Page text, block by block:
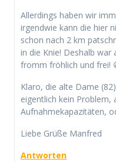
Allerdings haben wir
irgendwie kann die hier
schon nach 2 km
in die Knie! Deshalb
fromm fröhlich und frei!
Klaro, die alte Dame
eigentlich kein
Aufnahmekapazitäten,
Liebe Grüße Manfred
Antworten